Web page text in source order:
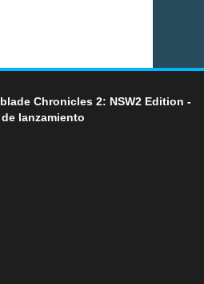
Chronicles 2: NSW2 Edition -
lanzamiento